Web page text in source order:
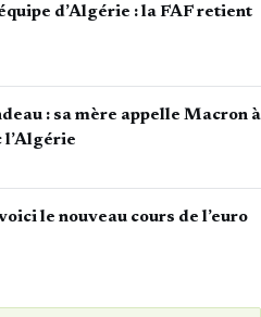
d’Algérie : la FAF retient
: sa mère appelle Macron à
l’Algérie
le nouveau cours de l’euro